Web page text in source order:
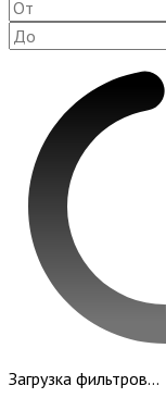
Загрузка фильтров...